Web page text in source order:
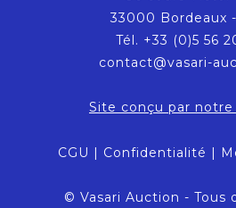
33000 Bordeaux
Tél. +33 (0)5 56
contact@vasari-
Site conçu par
CGU | Confidentialité |
© Vasari Auction - Tous